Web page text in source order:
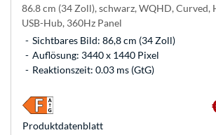
86.8 cm (34 Zoll), schwarz, WQHD, Curved,
USB-Hub, 360Hz Panel
Sichtbares Bild: 86,8 cm (34 Zoll)
Auflösung: 3440 x 1440 Pixel
Reaktionszeit: 0.03 ms (GtG)
Produkt­datenblatt